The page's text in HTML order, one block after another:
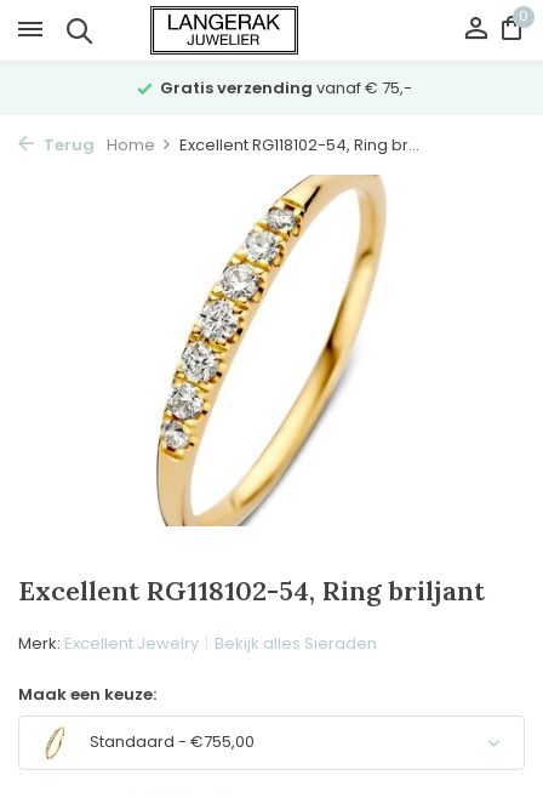
0
Gratis verzending vanaf € 75,-
Terug Home Excellent RG118102-54, Ring br...
Excellent RG118102-54, Ring briljant
Merk: Excellent Jewelry Bekijk alles Sieraden
Maak een keuze:
Standaard - €755,00